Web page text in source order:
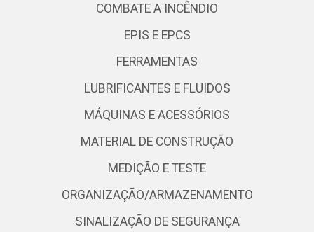
COMBATE A INCÊNDIO
EPIS E EPCS
FERRAMENTAS
LUBRIFICANTES E FLUIDOS
MÁQUINAS E ACESSÓRIOS
MATERIAL DE CONSTRUÇÃO
MEDIÇÃO E TESTE
ORGANIZAÇÃO/ARMAZENAMENTO
SINALIZAÇÃO DE SEGURANÇA